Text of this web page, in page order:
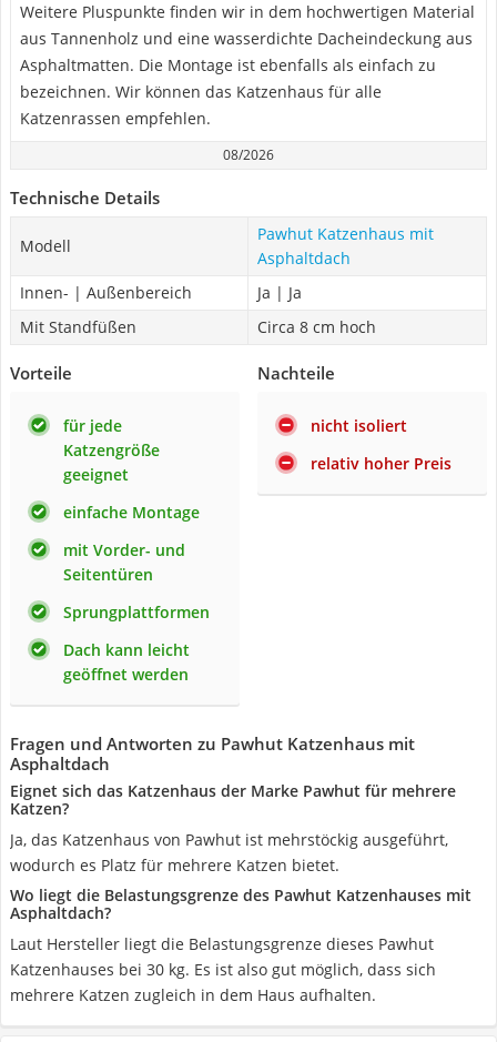
Weitere Pluspunkte finden wir in dem hochwertigen Material
aus Tannenholz und eine wasserdichte Dacheindeckung aus
Asphaltmatten. Die Montage ist ebenfalls als einfach zu
bezeichnen. Wir können das Katzenhaus für alle
Katzenrassen empfehlen.
08/2026
Technische Details
Modell
Pawhut Katzenhaus mit
Asphaltdach
Innen- | Außenbereich
Ja | Ja
Mit Standfüßen
Circa 8 cm hoch
Vorteile
für jede
Katzengröße
geeignet
einfache Montage
mit Vorder- und
Seitentüren
Sprungplattformen
Dach kann leicht
geöffnet werden
Nachteile
nicht isoliert
relativ hoher Preis
Fragen und Antworten zu Pawhut Katzenhaus mit
Asphaltdach
Eignet sich das Katzenhaus der Marke Pawhut für mehrere
Katzen?
Ja, das Katzenhaus von Pawhut ist mehrstöckig ausgeführt,
wodurch es Platz für mehrere Katzen bietet.
Wo liegt die Belastungsgrenze des Pawhut Katzenhauses mit
Asphaltdach?
Laut Hersteller liegt die Belastungsgrenze dieses Pawhut
Katzenhauses bei 30 kg. Es ist also gut möglich, dass sich
mehrere Katzen zugleich in dem Haus aufhalten.